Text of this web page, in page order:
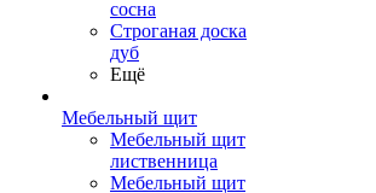
сосна
Строганая доска
дуб
Ещё
Мебельный щит
Мебельный щит
лиственница
Мебельный щит